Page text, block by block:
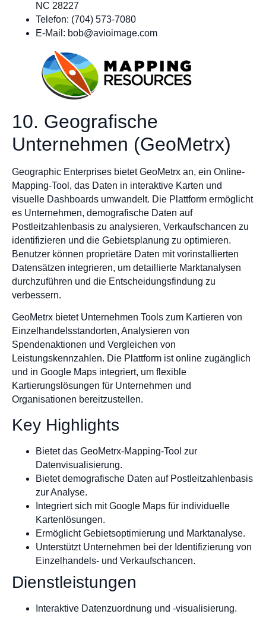
NC 28227
Telefon: (704) 573-7080
E-Mail: bob@avioimage.com
10. Geografische
Unternehmen (GeoMetrx)
Geographic Enterprises bietet GeoMetrx an, ein Online-
Mapping-Tool, das Daten in interaktive Karten und
visuelle Dashboards umwandelt. Die Plattform ermöglicht
es Unternehmen, demografische Daten auf
Postleitzahlenbasis zu analysieren, Verkaufschancen zu
identifizieren und die Gebietsplanung zu optimieren.
Benutzer können proprietäre Daten mit vorinstallierten
Datensätzen integrieren, um detaillierte Marktanalysen
durchzuführen und die Entscheidungsfindung zu
verbessern.
GeoMetrx bietet Unternehmen Tools zum Kartieren von
Einzelhandelsstandorten, Analysieren von
Spendenaktionen und Vergleichen von
Leistungskennzahlen. Die Plattform ist online zugänglich
und in Google Maps integriert, um flexible
Kartierungslösungen für Unternehmen und
Organisationen bereitzustellen.
Key Highlights
Bietet das GeoMetrx-Mapping-Tool zur
Datenvisualisierung.
Bietet demografische Daten auf Postleitzahlenbasis
zur Analyse.
Integriert sich mit Google Maps für individuelle
Kartenlösungen.
Ermöglicht Gebietsoptimierung und Marktanalyse.
Unterstützt Unternehmen bei der Identifizierung von
Einzelhandels- und Verkaufschancen.
Dienstleistungen
Interaktive Datenzuordnung und -visualisierung.